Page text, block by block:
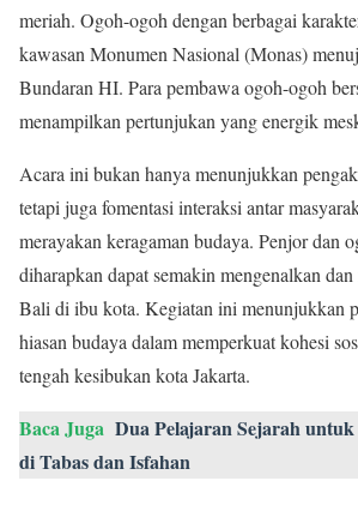
meriah. Ogoh-ogoh dengan berbagai
kawasan Monumen Nasional (Monas)
Bundaran HI. Para pembawa ogoh-ogoh
menampilkan pertunjukan yang energik
Acara ini bukan hanya menunjukkan
tetapi juga fomentasi interaksi antar
merayakan keragaman budaya. Penjor dan
diharapkan dapat semakin mengenalkan
Bali di ibu kota. Kegiatan ini menunjukkan
hiasan budaya dalam memperkuat kohesi
tengah kesibukan kota Jakarta.
Baca Juga Dua Pelajaran Sejarah
di Tabas dan Isfahan